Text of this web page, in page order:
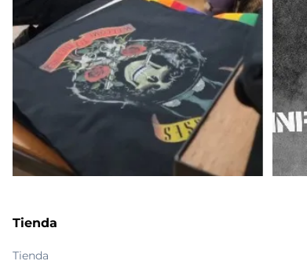
Tienda
Tienda